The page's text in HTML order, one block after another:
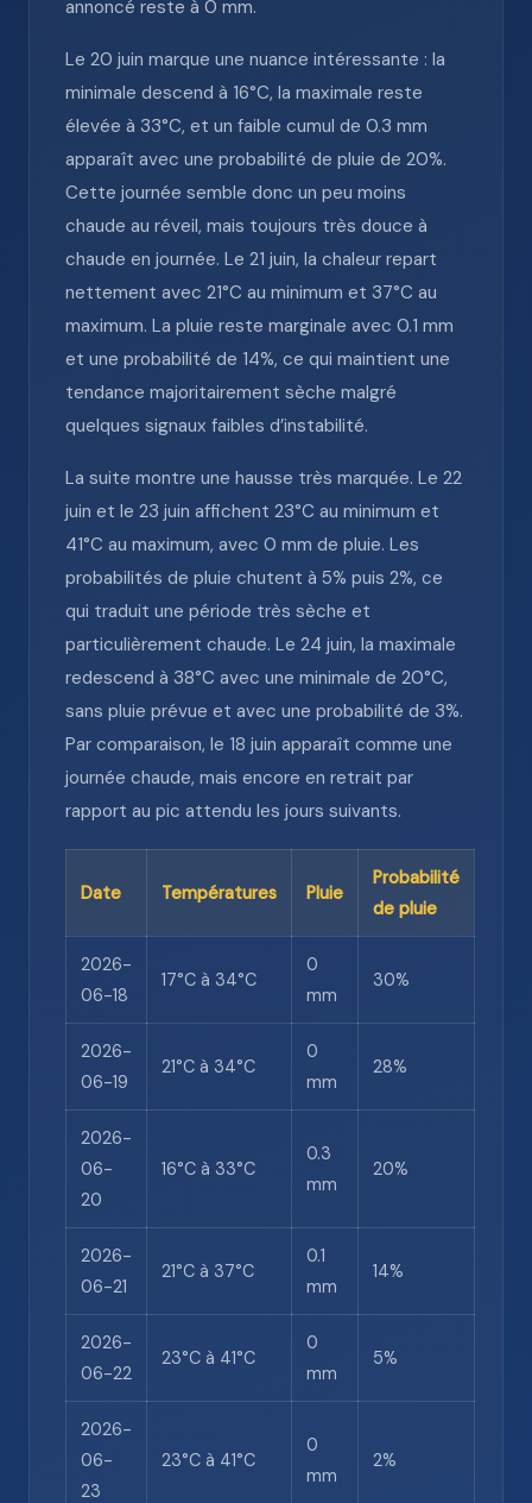
annoncé reste à 0 mm.
Le 20 juin marque une nuance intéressante : la
minimale descend à 16°C, la maximale reste
élevée à 33°C, et un faible cumul de 0.3 mm
apparaît avec une probabilité de pluie de 20%.
Cette journée semble donc un peu moins
chaude au réveil, mais toujours très douce à
chaude en journée. Le 21 juin, la chaleur repart
nettement avec 21°C au minimum et 37°C au
maximum. La pluie reste marginale avec 0.1 mm
et une probabilité de 14%, ce qui maintient une
tendance majoritairement sèche malgré
quelques signaux faibles d’instabilité.
La suite montre une hausse très marquée. Le 22
juin et le 23 juin affichent 23°C au minimum et
41°C au maximum, avec 0 mm de pluie. Les
probabilités de pluie chutent à 5% puis 2%, ce
qui traduit une période très sèche et
particulièrement chaude. Le 24 juin, la maximale
redescend à 38°C avec une minimale de 20°C,
sans pluie prévue et avec une probabilité de 3%.
Par comparaison, le 18 juin apparaît comme une
journée chaude, mais encore en retrait par
rapport au pic attendu les jours suivants.
Date Températures Pluie
Probabilité
de pluie
2026-
06-18
17°C à 34°C
0
mm
30%
2026-
06-19
21°C à 34°C
0
mm
28%
2026-
06-
20
16°C à 33°C
0.3
mm
20%
2026-
06-21
21°C à 37°C
0.1
mm
14%
2026-
06-22
23°C à 41°C
0
mm
5%
2026-
06-
23
23°C à 41°C
0
mm
2%